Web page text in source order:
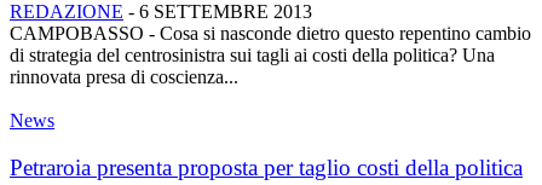
REDAZIONE - 6 SETTEMBRE 2013
CAMPOBASSO - Cosa si nasconde dietro questo repentino cambio
di strategia del centrosinistra sui tagli ai costi della politica? Una
rinnovata presa di coscienza...
News
Petraroia presenta proposta per taglio costi della politica